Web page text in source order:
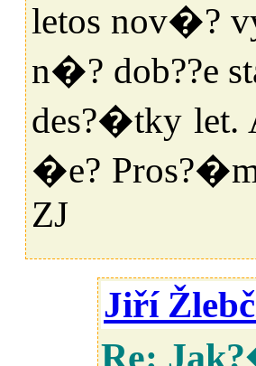
letos nov�?
n�? dob??e
des?�tky let.
�e? Pros?�m
ZJ
Jiří
Re: